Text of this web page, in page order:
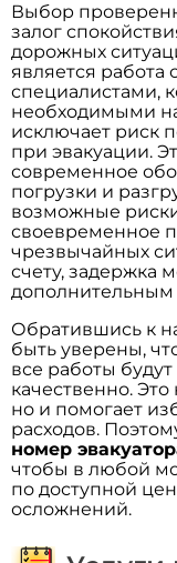
Выбор
залог
дорожных
является
специалистами,
необходимыми
исключает риск
при эвакуации.
современное
погрузки и
возможные
своевременное
чрезвычайных
счету, задержка
дополнительным
Обратившись к
быть уверены,
все работы
качественно.
но и помогает
расходов.
номер
чтобы в любой
по доступной
осложнений.